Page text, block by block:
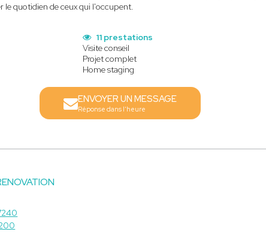
le quotidien de ceux qui l'occupent.
11 prestations
Visite conseil
Projet complet
Home staging
ENVOYER UN MESSAGE
Réponse dans l'heure